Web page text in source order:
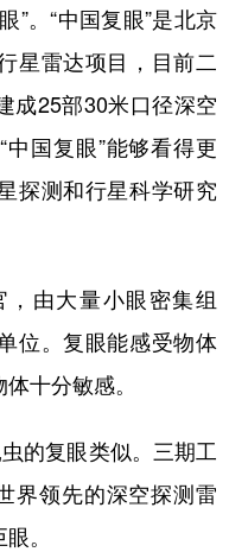
。“中国复眼”是北京
星雷达项目，目前二
成25部30米口径深空
国复眼”能够看得更
探测和行星科学研究
由大量小眼密集组
位。复眼能感受物体
十分敏感。
的复眼类似。三期工
界领先的深空探测雷
。